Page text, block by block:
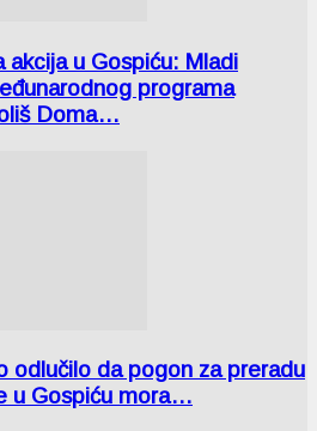
akcija u Gospiću: Mladi
programa
Doma…
odlučilo da pogon za preradu
u Gospiću mora…